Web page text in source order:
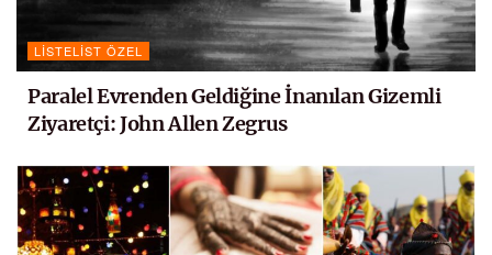
LISTELIST ÖZEL
Paralel Evrenden Geldiğine İnanılan Gizemli
Ziyaretçi: John Allen Zegrus